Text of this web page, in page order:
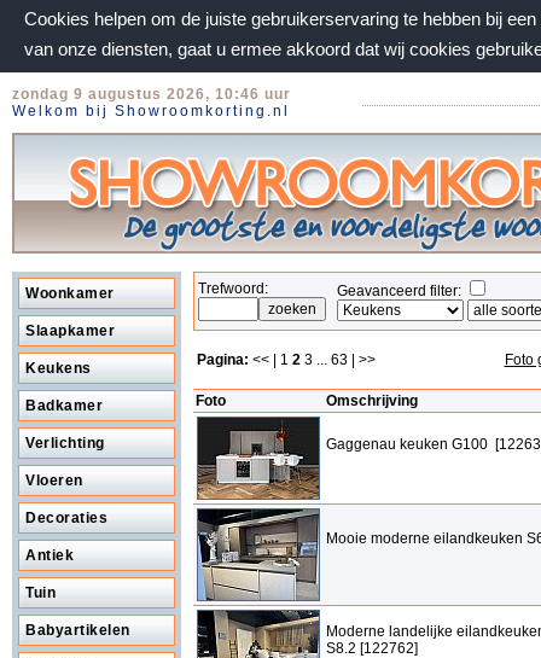
Cookies helpen om de juiste gebruikerservaring te hebben bij
van onze diensten, gaat u ermee akkoord dat wij cookies
zondag 9 augustus 2026, 10:46 uur
Welkom bij Showroomkorting.nl
Woonkamer
Slaapkamer
Keukens
Badkamer
Verlichting
Vloeren
Decoraties
Antiek
Tuin
Babyartikelen
Trefwoord: Geavanceerd filter:
Pagina: << | 1 2 3 ... 63 | >> Foto
Foto Omschrijving
Gaggenau keuken G100
Mooie moderne eilandkeuken
Moderne landelijke
S8.2 [122762]